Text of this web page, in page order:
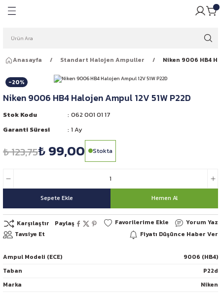
Ampulleri
Ampulleri
Ampulleri
Anasayfa Standart Halojen Ampuller Niken 9006 HB4
-20%
Niken 9006 HB4 Halojen Ampul 12V 51W P22D
Stok Kodu
062 001 01 17
Garanti Süresi
1 Ay
₺ 123,75₺ 99,00 Stokta
Sepete Ekle Hemen Al
Karşılaştır Paylaş
Yorum Yaz
Tavsiye Et
Fiyatı Düşünce Haber Ver
Ampul Modeli (ECE)
9006 (HB4)
Taban
P22d
Marka
Niken